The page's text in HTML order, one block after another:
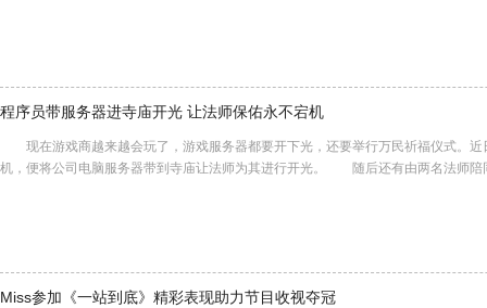
程序员带服务器进寺庙开光 让法师保佑永不宕机
现在游戏商越来越会玩了，游戏服务器都要开下光，还要举行万民祈福仪式。近
机，便将公司电脑服务器带到寺庙让法师为其进行开光。 随后还有由两名法师陪
Miss参加《一站到底》精彩表现助力节目收视夺冠